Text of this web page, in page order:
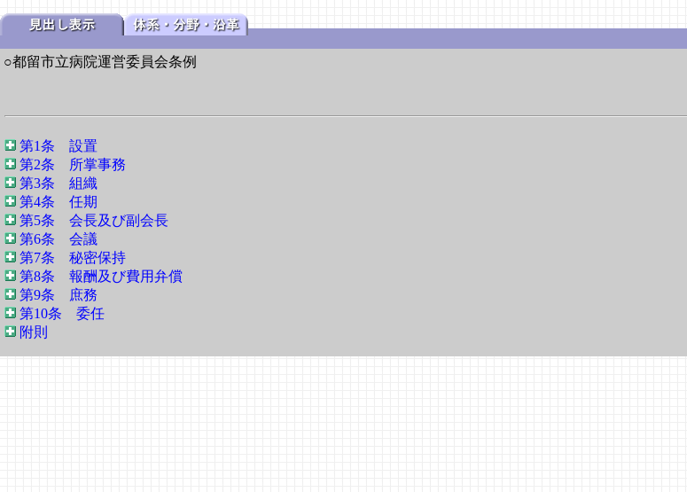
○都留市立病院運営委員会条例
第1条 設置
第2条 所掌事務
第3条 組織
第4条 任期
第5条 会長及び副会長
第6条 会議
第7条 秘密保持
第8条 報酬及び費用弁償
第9条 庶務
第10条 委任
附則